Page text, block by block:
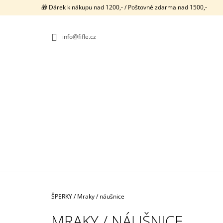
🎁 Dárek k nákupu nad 1200,- / Poštovné zdarma nad 1500,-
info@fifle.cz
Domů
ŠPERKY/ Mraky / náušnice
O
680 Kč